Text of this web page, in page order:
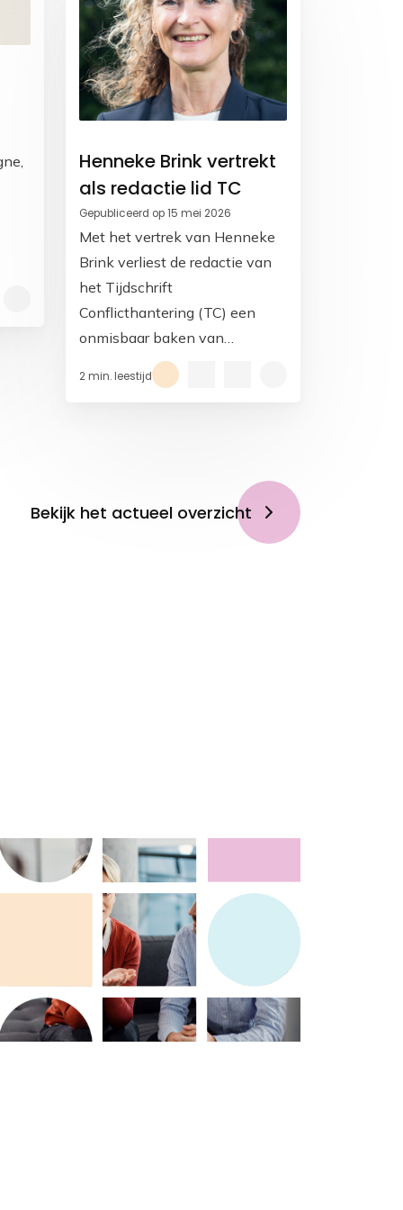
Henneke Brink vertrekt
als redactie lid TC
Gepubliceerd op 15 mei 2026
Met het vertrek van Henneke
Brink verliest de redactie van
het Tijdschrift
Conflicthantering (TC) een
onmisbaar baken van
expertise, scherpte en
toewijding.
2 min. leestijd
Bekijk het actueel overzicht